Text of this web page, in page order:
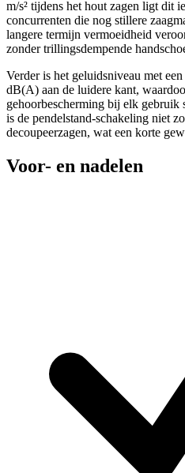
m/s² tijdens het hout zagen ligt dit
concurrenten die nog stillere
langere termijn vermoeidheid
zonder trillingsdempende
Verder is het geluidsniveau met
dB(A) aan de luidere kant,
gehoorbescherming bij elk
is de pendelstand-schakeling niet
decoupeerzagen, wat een korte
Voor- en nadelen